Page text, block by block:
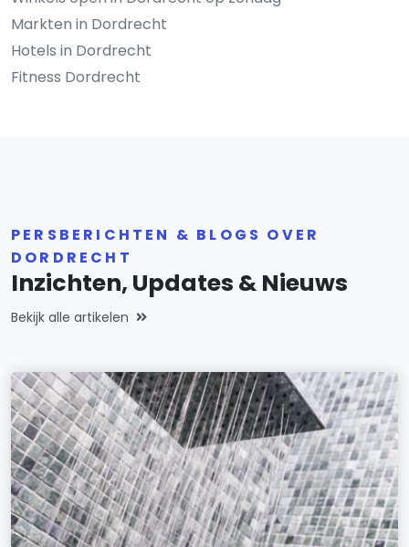
Markten in Dordrecht
Hotels in Dordrecht
Fitness Dordrecht
PERSBERICHTEN & BLOGS OVER
DORDRECHT
Inzichten, Updates & Nieuws
Bekijk alle artikelen